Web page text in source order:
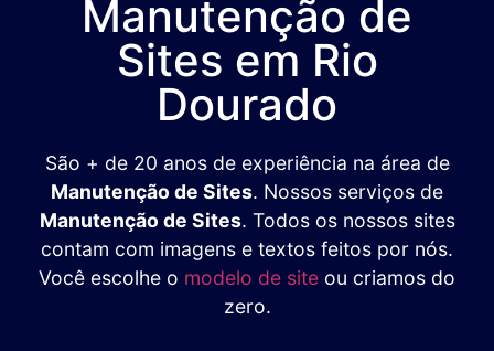
Manutenção de
Sites em Rio
Dourado
São + de 20 anos de experiência na área de
Manutenção de Sites. Nossos serviços de
Manutenção de Sites. Todos os nossos sites
contam com imagens e textos feitos por nós.
Você escolhe o modelo de site ou criamos do
zero.